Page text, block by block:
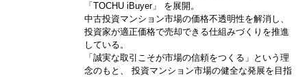
「TOCHU iBuyer」 を展開。
中古投資マンション市場の価格不透明性を解消し、
投資家が適正価格で売却できる仕組みづくりを推進
している。
「誠実な取引こそが市場の信頼をつくる」という理
念のもと、 投資マンション市場の健全な発展を目指